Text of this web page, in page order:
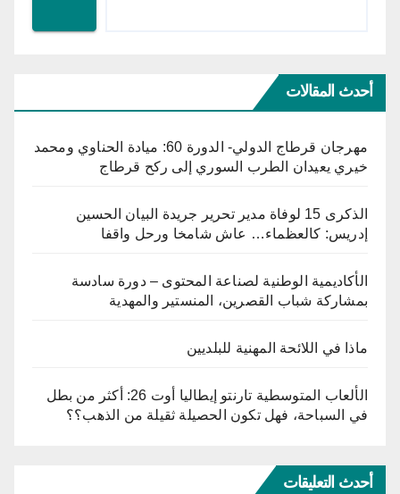
أحدث المقالات
مهرجان قرطاج الدولي- الدورة 60: ميادة الحناوي ومحمد
خيري يعيدان الطرب السوري إلى ركح قرطاج
الذكرى 15 لوفاة مدير تحرير جريدة البيان الحسين
إدريس: كالعظماء… عاش شامخا ورحل واقفا
الأكاديمية الوطنية لصناعة المحتوى – دورة سادسة
بمشاركة شباب القصرين، المنستير والمهدية
ماذا في اللائحة المهنية للبلديين
الألعاب المتوسطية تارنتو إيطاليا أوت 26: أكثر من بطل
في السباحة، فهل تكون الحصيلة ثقيلة من الذهب؟؟
أحدث التعليقات